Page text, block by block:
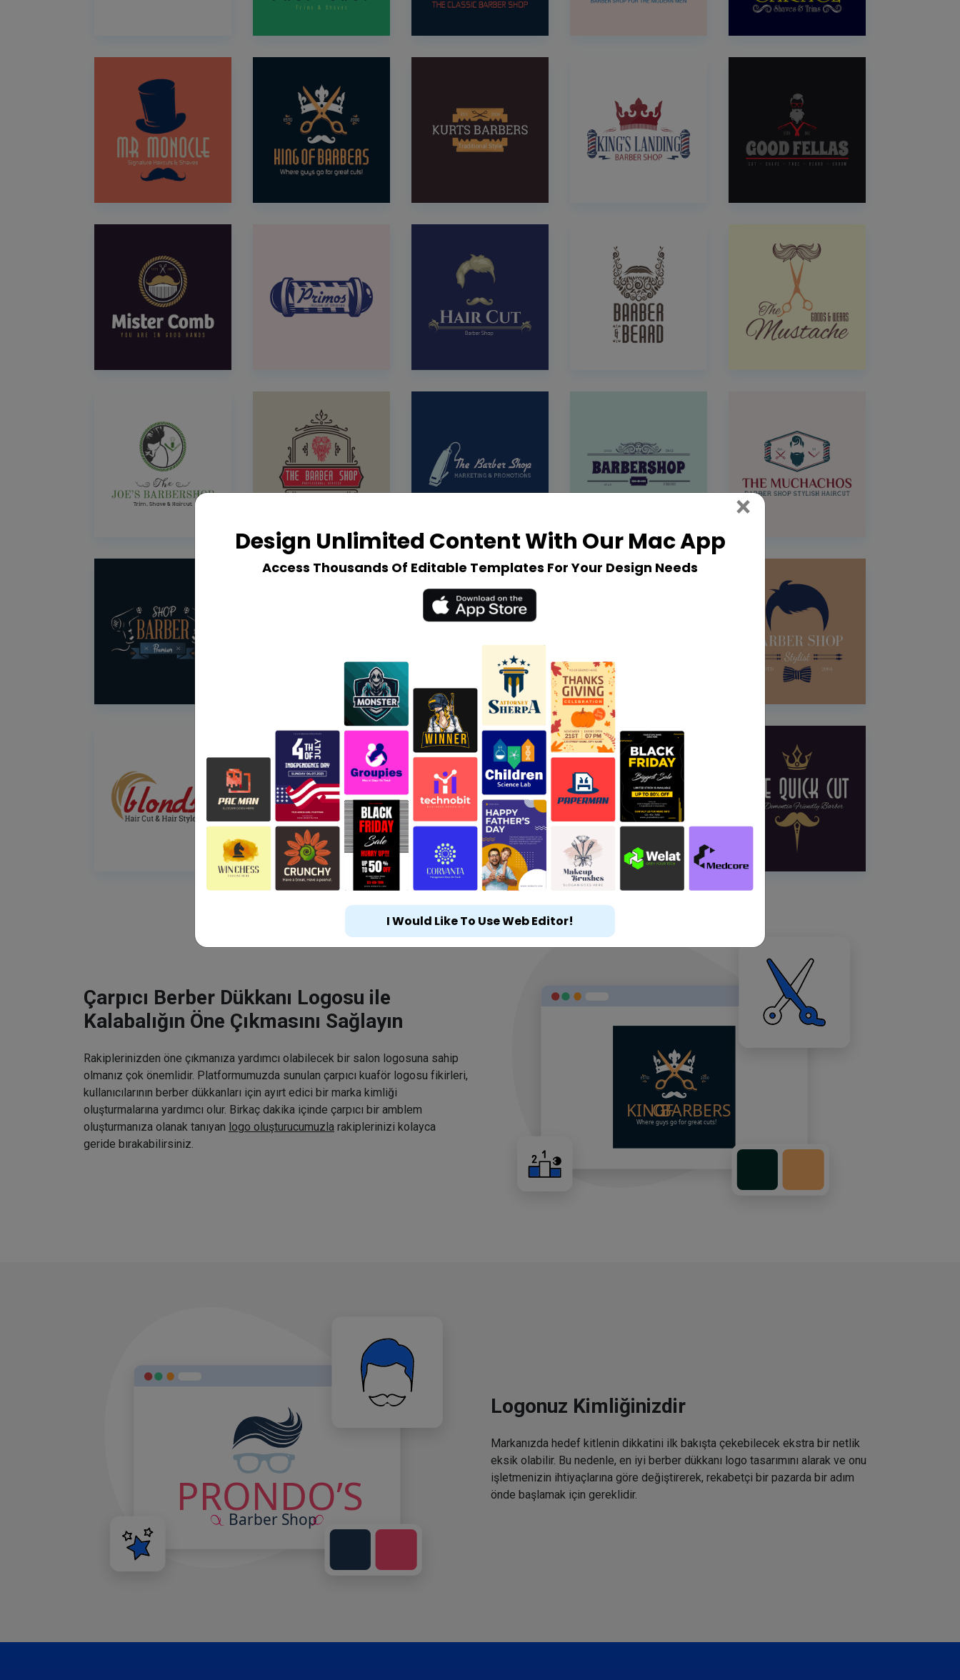
Çarpıcı Berber Dükkanı Logosu ile
Kalabalığın Öne Çıkmasını Sağlayın
Rakiplerinizden öne çıkmanıza yardımcı olabilecek bir salon logosuna sahip
olmanız çok önemlidir. Platformumuzda sunulan çarpıcı kuaför logosu fikirleri,
kullanıcılarının berber dükkanları için ayırt edici bir marka kimliği
oluşturmalarına yardımcı olur. Birkaç dakika içinde çarpıcı bir amblem
oluşturmanıza olanak tanıyan logo oluşturucumuzla rakiplerinizi kolayca
geride bırakabilirsiniz.
Logonuz Kimliğinizdir
Markanızda hedef kitlenin dikkatini ilk bakışta çekebilecek ekstra bir netlik
eksik olabilir. Bu nedenle, en iyi berber dükkanı logo tasarımını alarak ve onu
işletmenizin ihtiyaçlarına göre değiştirerek, rekabetçi bir pazarda bir adım
önde başlamak için gereklidir.
Design Unlimited Content With Our Mac App
Access Thousands Of Editable Templates For Your Design Needs
× Close
I Would Like To Use Web Editor!